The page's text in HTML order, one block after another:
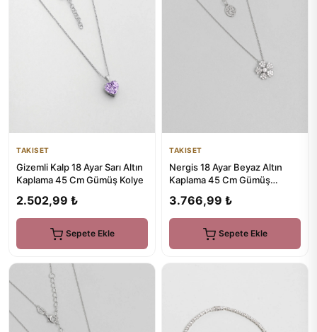
TAKISET
Gizemli Kalp 18 Ayar Sarı Altın
Kaplama 45 Cm Gümüş Kolye
2.502,99 ₺
Sepete Ekle
TAKISET
Nergis 18 Ayar Beyaz Altın
Kaplama 45 Cm Gümüş
3.766,99 ₺
Sepete Ekle